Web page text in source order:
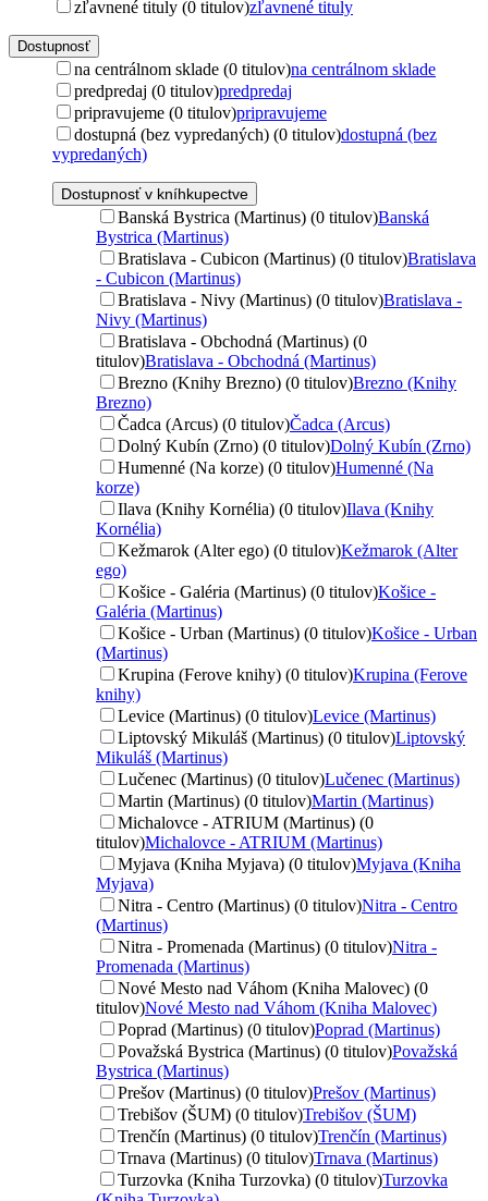
zľavnené tituly (0 titulov)zľavnené tituly
Dostupnosť
na centrálnom sklade (0 titulov)na centrálnom sklade
predpredaj (0 titulov)predpredaj
pripravujeme (0 titulov)pripravujeme
dostupná (bez vypredaných) (0 titulov)dostupná (bez
vypredaných)
Dostupnosť v kníhkupectve
Banská Bystrica (Martinus) (0 titulov)Banská
Bystrica (Martinus)
Bratislava - Cubicon (Martinus) (0 titulov)Bratislava
- Cubicon (Martinus)
Bratislava - Nivy (Martinus) (0 titulov)Bratislava -
Nivy (Martinus)
Bratislava - Obchodná (Martinus) (0
titulov)Bratislava - Obchodná (Martinus)
Brezno (Knihy Brezno) (0 titulov)Brezno (Knihy
Brezno)
Čadca (Arcus) (0 titulov)Čadca (Arcus)
Dolný Kubín (Zrno) (0 titulov)Dolný Kubín (Zrno)
Humenné (Na korze) (0 titulov)Humenné (Na
korze)
Ilava (Knihy Kornélia) (0 titulov)Ilava (Knihy
Kornélia)
Kežmarok (Alter ego) (0 titulov)Kežmarok (Alter
ego)
Košice - Galéria (Martinus) (0 titulov)Košice -
Galéria (Martinus)
Košice - Urban (Martinus) (0 titulov)Košice - Urban
(Martinus)
Krupina (Ferove knihy) (0 titulov)Krupina (Ferove
knihy)
Levice (Martinus) (0 titulov)Levice (Martinus)
Liptovský Mikuláš (Martinus) (0 titulov)Liptovský
Mikuláš (Martinus)
Lučenec (Martinus) (0 titulov)Lučenec (Martinus)
Martin (Martinus) (0 titulov)Martin (Martinus)
Michalovce - ATRIUM (Martinus) (0
titulov)Michalovce - ATRIUM (Martinus)
Myjava (Kniha Myjava) (0 titulov)Myjava (Kniha
Myjava)
Nitra - Centro (Martinus) (0 titulov)Nitra - Centro
(Martinus)
Nitra - Promenada (Martinus) (0 titulov)Nitra -
Promenada (Martinus)
Nové Mesto nad Váhom (Kniha Malovec) (0
titulov)Nové Mesto nad Váhom (Kniha Malovec)
Poprad (Martinus) (0 titulov)Poprad (Martinus)
Považská Bystrica (Martinus) (0 titulov)Považská
Bystrica (Martinus)
Prešov (Martinus) (0 titulov)Prešov (Martinus)
Trebišov (ŠUM) (0 titulov)Trebišov (ŠUM)
Trenčín (Martinus) (0 titulov)Trenčín (Martinus)
Trnava (Martinus) (0 titulov)Trnava (Martinus)
Turzovka (Kniha Turzovka) (0 titulov)Turzovka